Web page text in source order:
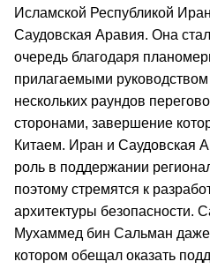
Исламской Республикой
Саудовская Аравия. Она
очередь благодаря
прилагаемыми
нескольких раундов
сторонами, завершение
Китаем. Иран и Саудовская
роль в поддержании
поэтому стремятся к
архитектуры безопасности.
Мухаммед бин Сальман даже
котором обещал оказать